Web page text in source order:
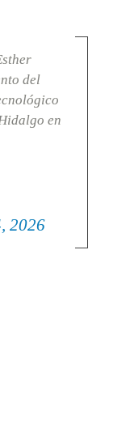
del
en
2026